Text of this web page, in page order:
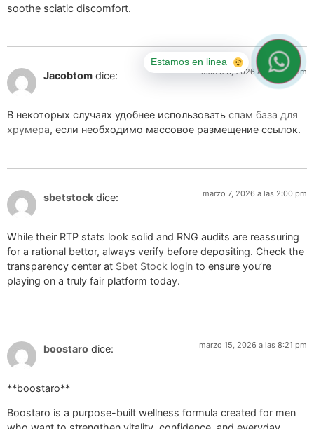
soothe sciatic discomfort.
Jacobtom dice: marzo 3, 2026 a las 9:59 pm
В некоторых случаях удобнее использовать спам база для
хрумера, если необходимо массовое размещение ссылок.
sbetstock dice: marzo 7, 2026 a las 2:00 pm
While their RTP stats look solid and RNG audits are reassuring
for a rational bettor, always verify before depositing. Check the
transparency center at Sbet Stock login to ensure you’re
playing on a truly fair platform today.
boostaro dice: marzo 15, 2026 a las 8:21 pm
**boostaro**
Boostaro is a purpose-built wellness formula created for men
Estamos en linea